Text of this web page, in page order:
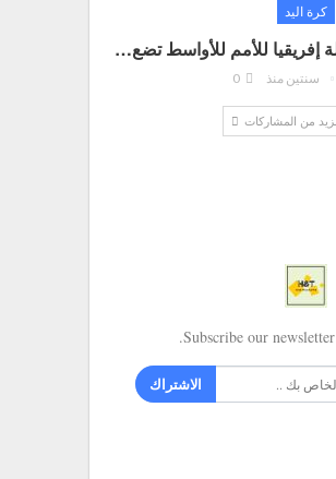
كرة اليد
إفريقيا للأمم للأواسط تضع…
سنتين منذ 0
من المشاركات
Subscribe our
الاشتراك